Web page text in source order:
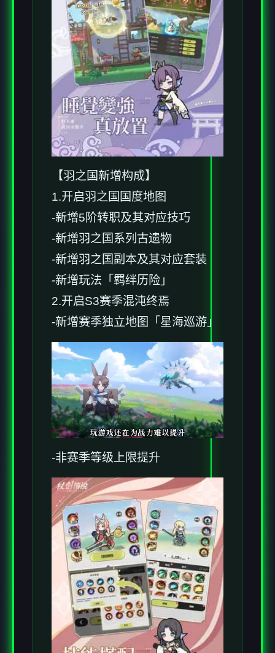
【羽之国新增构成】
1.开启羽之国国度地图
-新增5阶转职及其对应技巧
-新增羽之国系列古遗物
-新增羽之国副本及其对应套装
-新增玩法「羁绊历险」
2.开启S3赛季混沌终焉
-新增赛季独立地图「星海巡游」
-非赛季等级上限提升